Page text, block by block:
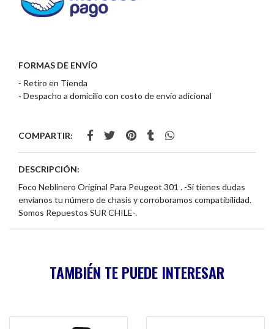
FORMAS DE ENVÍO
- Retiro en Tienda
- Despacho a domicilio con costo de envío adicional
COMPARTIR:
DESCRIPCIÓN:
Foco Neblinero Original Para Peugeot 301 . -Si tienes dudas
envíanos tu número de chasis y corroboramos compatibilidad.
Somos Repuestos SUR CHILE-.
TAMBIÉN TE PUEDE INTERESAR